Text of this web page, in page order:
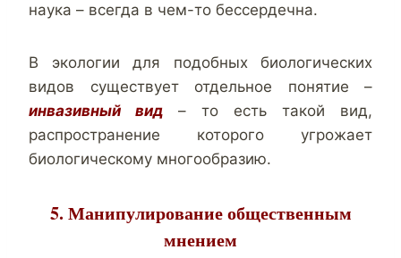
наука – всегда в чем-то бессердечна.
В экологии для подобных биологических
видов существует отдельное понятие –
инвазивный вид – то есть такой вид,
распространение которого угрожает
биологическому многообразию.
5. Манипулирование общественным
мнением